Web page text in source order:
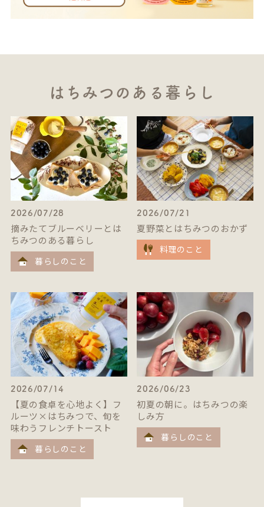
はちみつのある暮らし
2026/07/28
摘みたてブルーベリーとは
ちみつのある暮らし
暮らしのこと
2026/07/21
夏野菜とはちみつのおかず
料理のこと
2026/07/14
【夏の食卓を心地よく】フ
ルーツ×はちみつで、旬を
味わうフレンチトースト
暮らしのこと
2026/06/23
初夏の朝に。はちみつの楽
しみ方
暮らしのこと